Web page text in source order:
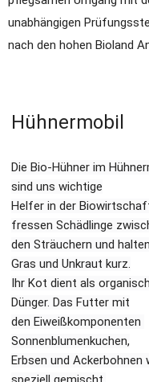
unabhängigen
nach den hohen Bioland
Hühnermobil​​
Die Bio-Hühner im
sind uns wichtige
Helfer in der
fressen Schädlinge
den Sträuchern und
Gras und Unkraut kurz.
Ihr Kot dient als
Dünger. Das Futter mit
den Eiweißkomponenten
Sonnenblumenkuchen,
Erbsen und Ackerbohnen